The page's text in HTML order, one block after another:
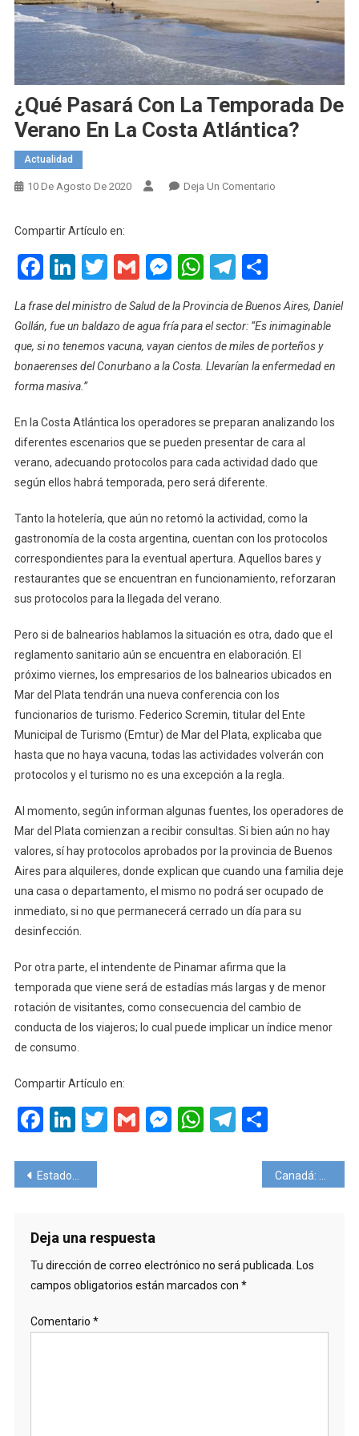
¿Qué Pasará Con La Temporada De
Verano En La Costa Atlántica?
Actualidad
10 De Agosto De 2020 Deja Un ComentarioEn
En
La
Costa
Compartir Artículo en:
Facebook
LinkedIn
Twitter
GmailMessenger
WhatsApp
Telegram
La frase del ministro de Salud de la Provincia de Buenos Aires, Daniel
Gollán, fue un baldazo de agua fría para el sector: “Es inimaginable
que, si no tenemos vacuna, vayan cientos de miles de porteños y
bonaerenses del Conurbano a la Costa. Llevarían la enfermedad en
forma masiva.”
En la Costa Atlántica los operadores se preparan analizando los
diferentes escenarios que se pueden presentar de cara al
verano, adecuando protocolos para cada actividad dado que
según ellos habrá temporada, pero será diferente.
Tanto la hotelería, que aún no retomó la actividad, como la
gastronomía de la costa argentina, cuentan con los protocolos
correspondientes para la eventual apertura. Aquellos bares y
restaurantes que se encuentran en funcionamiento, reforzaran
sus protocolos para la llegada del verano.
Pero si de balnearios hablamos la situación es otra, dado que el
reglamento sanitario aún se encuentra en elaboración. El
próximo viernes, los empresarios de los balnearios ubicados en
Mar del Plata tendrán una nueva conferencia con los
funcionarios de turismo. Federico Scremin, titular del Ente
Municipal de Turismo (Emtur) de Mar del Plata, explicaba que
hasta que no haya vacuna, todas las actividades volverán con
protocolos y el turismo no es una excepción a la regla.
Al momento, según informan algunas fuentes, los operadores de
Mar del Plata comienzan a recibir consultas. Si bien aún no hay
valores, sí hay protocolos aprobados por la provincia de Buenos
Aires para alquileres, donde explican que cuando una familia deje
una casa o departamento, el mismo no podrá ser ocupado de
inmediato, si no que permanecerá cerrado un día para su
desinfección.
Por otra parte, el intendente de Pinamar afirma que la
temporada que viene será de estadías más largas y de menor
rotación de visitantes, como consecuencia del cambio de
conducta de los viajeros; lo cual puede implicar un índice menor
de consumo.
Compartir Artículo en:
Facebook
LinkedIn
Twitter
GmailMessenger
WhatsApp
Telegram
Navegación
entradas
Estados Unidos levanta la advertencia de no realizar viajes al exterior. Canadá: planean retomar vuelos a Cuba
Deja una respuesta
Tu dirección de correo electrónico no será publicada. Los
campos obligatorios están marcados con *
Comentario *